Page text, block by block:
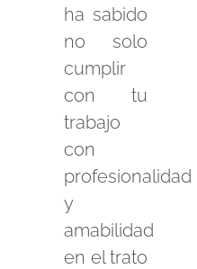
ha sabido
no solo
cumplir
con tu
trabajo
con
profesionalidad
y
amabilidad
en el trato